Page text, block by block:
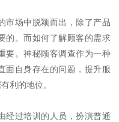
市场中脱颖而出，除了产品
的。而如何了解顾客的需求
要。神秘顾客调查作为一种
面自身存在的问题，提升服
利的地位。
经过培训的人员，扮演普通